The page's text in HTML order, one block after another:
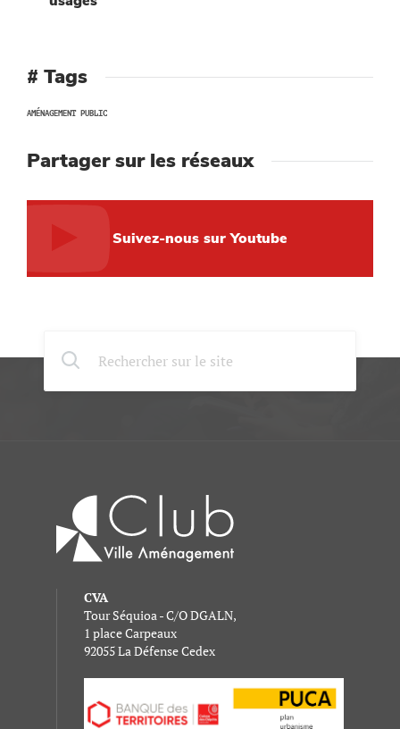
# Tags
AMÉNAGEMENT PUBLIC
Partager sur les réseaux
Suivez-nous sur Youtube
CVA
Tour Séquioa - C/O DGALN,
1 place Carpeaux
92055 La Défense Cedex